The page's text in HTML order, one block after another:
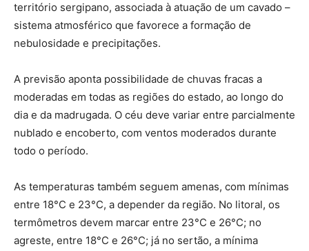
território sergipano, associada à atuação de um cavado –
sistema atmosférico que favorece a formação de
nebulosidade e precipitações.
A previsão aponta possibilidade de chuvas fracas a
moderadas em todas as regiões do estado, ao longo do
dia e da madrugada. O céu deve variar entre parcialmente
nublado e encoberto, com ventos moderados durante
todo o período.
As temperaturas também seguem amenas, com mínimas
entre 18°C e 23°C, a depender da região. No litoral, os
termômetros devem marcar entre 23°C e 26°C; no
agreste, entre 18°C e 26°C; já no sertão, a mínima